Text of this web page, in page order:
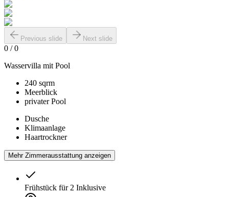
Previous slide Next slide
0 /0
Wasservilla mit Pool
240 sqrm
Meerblick
privater Pool
Dusche
Klimaanlage
Haartrockner
Mehr Zimmerausstattung anzeigen
Frühstück für 2 Inklusive